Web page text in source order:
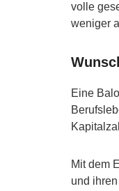
volle
weniger
Eine
Mit dem
und